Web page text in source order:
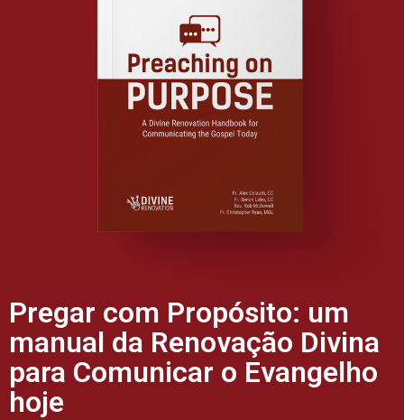
Pregar com Propósito: um
manual da Renovação Divina
para Comunicar o Evangelho
hoje​